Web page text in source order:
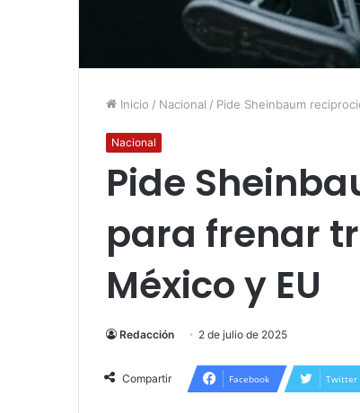
Inicio / Nacional / Pide Sheinbaum
Nacional
Pide
para frenar
México y EU
Redacción 2 de julio de 2025
Compartir Facebook Twitter